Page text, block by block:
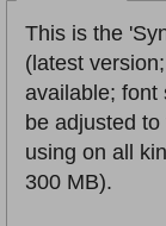
This is the
(latest
available; font
be adjusted
using on all
300 MB).